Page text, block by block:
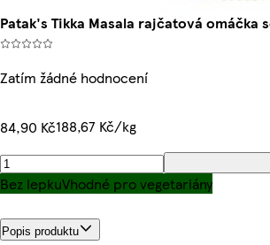
Patak's Tikka Masala rajčatová omáčka
Zatím žádné hodnocení
84,90 Kč188,67 Kč/kg
Bez lepkuVhodné pro vegetariány
Popis produktu